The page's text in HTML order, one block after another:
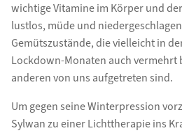
wichtige Vitamine im Körper und
lustlos, müde und
Gemütszustände, die vielleicht in
Lockdown-Monaten auch vermehrt
anderen von uns aufgetreten sind.
Um gegen seine Winterpression
Sylwan zu einer Lichttherapie ins